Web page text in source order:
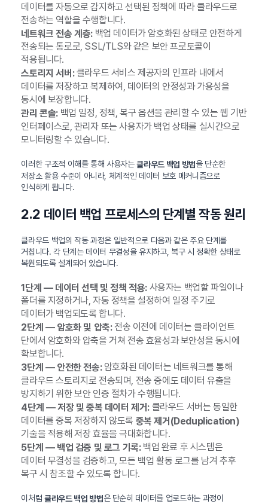
데이터를 자동으로 감지하고 선택된 정책에 따라 클라우드로
전송하는 역할을 수행합니다.
네트워크 전송 계층:백업 데이터가 암호화된 상태로 안전하게
전송되는 통로로, SSL/TLS와 같은 보안 프로토콜이
적용됩니다.
스토리지 서버:클라우드 서비스 제공자의 인프라 내에서
데이터를 저장하고 복제하여, 데이터의 안정성과 가용성을
동시에 보장합니다.
관리 콘솔:백업 일정, 정책, 복구 옵션을 관리할 수 있는 웹 기반
인터페이스로, 관리자 또는 사용자가 백업 상태를 실시간으로
모니터링할 수 있습니다.
이러한 구조적 이해를 통해 사용자는클라우드 백업 방법을 단순한
저장소 활용 수준이 아니라, 체계적인 데이터 보호 메커니즘으로
인식하게 됩니다.
2.2 데이터 백업 프로세스의 단계별 작동 원리
클라우드 백업의 작동 과정은 일반적으로 다음과 같은 주요 단계를
거칩니다. 각 단계는 데이터 무결성을 유지하고, 복구 시 정확한 상태로
복원되도록 설계되어 있습니다.
1단계 — 데이터 선택 및 정책 적용:사용자는 백업할 파일이나
폴더를 지정하거나, 자동 정책을 설정하여 일정 주기로
데이터가 백업되도록 합니다.
2단계 — 암호화 및 압축:전송 이전에 데이터는 클라이언트
단에서 암호화와 압축을 거쳐 전송 효율성과 보안성을 동시에
확보합니다.
3단계 — 안전한 전송:암호화된 데이터는 네트워크를 통해
클라우드 스토리지로 전송되며, 전송 중에도 데이터 유출을
방지하기 위한 보안 인증 절차가 수행됩니다.
4단계 — 저장 및 중복 데이터 제거:클라우드 서버는 동일한
데이터를 중복 저장하지 않도록 중복 제거(Deduplication)
기술을 적용해 저장 효율을 극대화합니다.
5단계 — 백업 검증 및 로그 기록:백업 완료 후 시스템은
데이터 무결성을 검증하고, 모든 백업 활동 로그를 남겨 추후
복구 시 참조할 수 있도록 합니다.
이처럼 클라우드 백업 방법은 단순히 데이터를 업로드하는 과정이